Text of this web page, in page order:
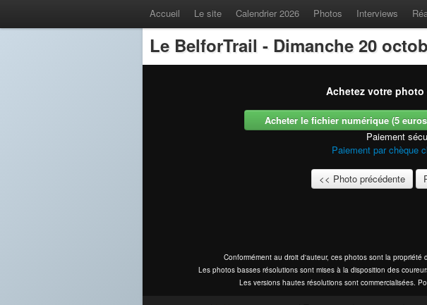
Accueil Le site Calendrier 2026 Photos Interviews
Le BelforTrail - Dimanche 20
Achetez votre
Acheter le fichier numérique (5
Paiement
Paiement par chèque
<< Photo précédente
Conformément au droit d'auteur, ces photos sont la
Les photos basses résolutions sont mises à la disposition des
Les versions hautes résolutions sont commercialisées.